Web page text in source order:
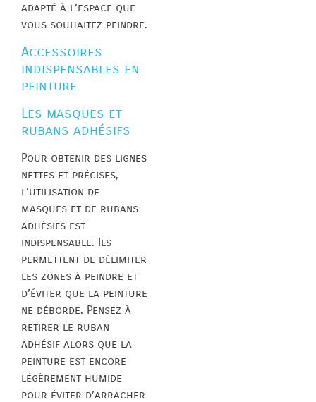
adapté à l’espace que
vous souhaitez peindre.
Accessoires
indispensables en
peinture
Les masques et
rubans adhésifs
Pour obtenir des lignes
nettes et précises,
l’utilisation de
masques et de rubans
adhésifs est
indispensable. Ils
permettent de délimiter
les zones à peindre et
d’éviter que la peinture
ne déborde. Pensez à
retirer le ruban
adhésif alors que la
peinture est encore
légèrement humide
pour éviter d’arracher